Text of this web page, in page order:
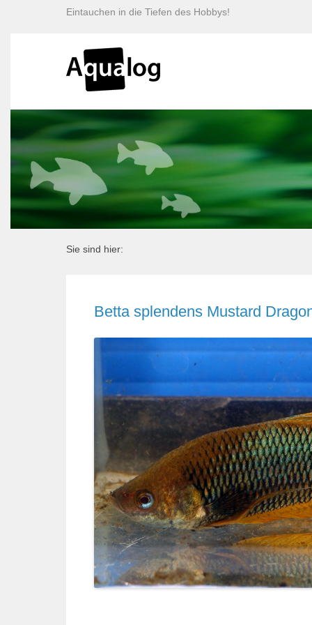
Eintauchen in die Tiefen des Hobbys!
Sie sind hier:
Betta splendens Mustard